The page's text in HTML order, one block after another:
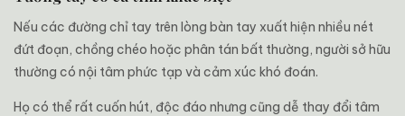
Nếu các đường chỉ tay trên lòng bàn tay xuất hiện nhiều nét
đứt đoạn, chồng chéo hoặc phân tán bất thường, người sở hữu
thường có nội tâm phức tạp và cảm xúc khó đoán.
Họ có thể rất cuốn hút, độc đáo nhưng cũng dễ thay đổi tâm